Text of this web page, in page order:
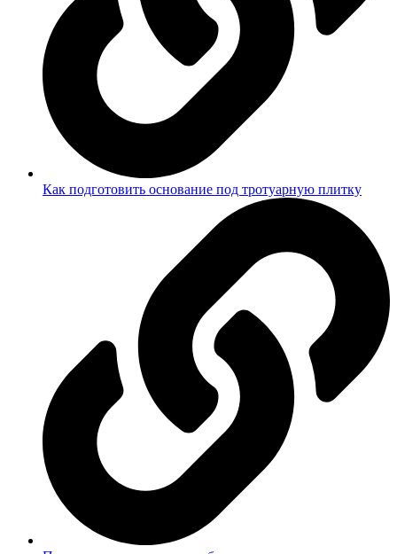
Как подготовить основание под тротуарную плитку